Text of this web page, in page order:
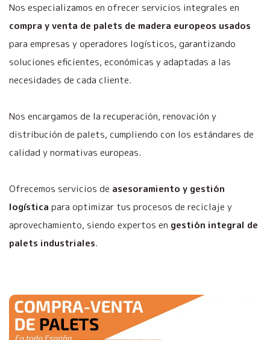
Nos especializamos en ofrecer servicios integrales en
compra y venta de palets de madera europeos usados
para empresas y operadores logísticos, garantizando
soluciones eficientes, económicas y adaptadas a las
necesidades de cada cliente.
Nos encargamos de la recuperación, renovación y
distribución de palets, cumpliendo con los estándares de
calidad y normativas europeas.
Ofrecemos servicios de asesoramiento y gestión
logística para optimizar tus procesos de reciclaje y
aprovechamiento, siendo expertos en gestión integral de
palets industriales.